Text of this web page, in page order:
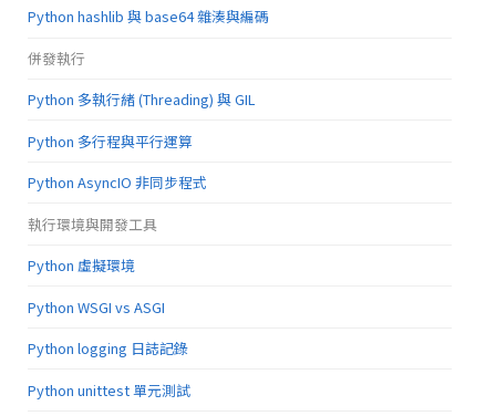
Python hashlib 與 base64 雜湊與編碼
併發執行
Python 多執行緒 (Threading) 與 GIL
Python 多行程與平行運算
Python AsyncIO 非同步程式
執行環境與開發工具
Python 虛擬環境
Python WSGI vs ASGI
Python logging 日誌記錄
Python unittest 單元測試